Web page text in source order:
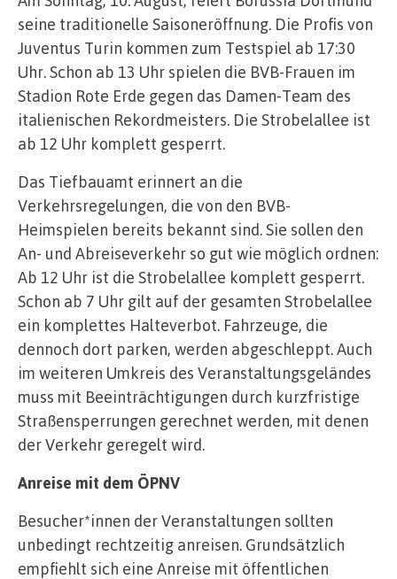
seine traditionelle Saisoneröffnung. Die Profis von
Juventus Turin kommen zum Testspiel ab 17:30
Uhr. Schon ab 13 Uhr spielen die BVB-Frauen im
Stadion Rote Erde gegen das Damen-Team des
italienischen Rekordmeisters. Die Strobelallee ist
ab 12 Uhr komplett gesperrt.
Das Tiefbauamt erinnert an die
Verkehrsregelungen, die von den BVB-
Heimspielen bereits bekannt sind. Sie sollen den
An- und Abreiseverkehr so gut wie möglich ordnen:
Ab 12 Uhr ist die Strobelallee komplett gesperrt.
Schon ab 7 Uhr gilt auf der gesamten Strobelallee
ein komplettes Halteverbot. Fahrzeuge, die
dennoch dort parken, werden abgeschleppt. Auch
im weiteren Umkreis des Veranstaltungsgeländes
muss mit Beeinträchtigungen durch kurzfristige
Straßensperrungen gerechnet werden, mit denen
der Verkehr geregelt wird.
Anreise mit dem ÖPNV
Besucher*innen der Veranstaltungen sollten
unbedingt rechtzeitig anreisen. Grundsätzlich
empfiehlt sich eine Anreise mit öffentlichen